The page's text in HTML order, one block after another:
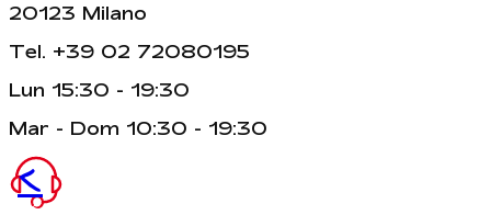
<
20123 Milano
Tel. +39 02 72080195
Lun 15:30 - 19:30
Mar - Dom 10:30 - 19:30